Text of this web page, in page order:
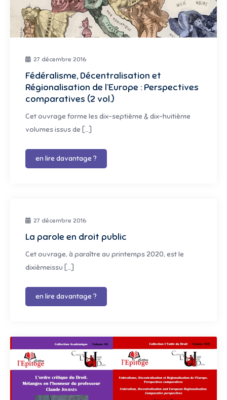
27 décembre 2016
Fédéralisme, Décentralisation et
Régionalisation de l’Europe : Perspectives
comparatives (2 vol.)
Cet ouvrage forme les dix-septième & dix-huitième
volumes issus de […]
en lire davantage ?
27 décembre 2016
La parole en droit public
Cet ouvrage, à paraître au printemps 2020, est le
dixièmeissu […]
en lire davantage ?